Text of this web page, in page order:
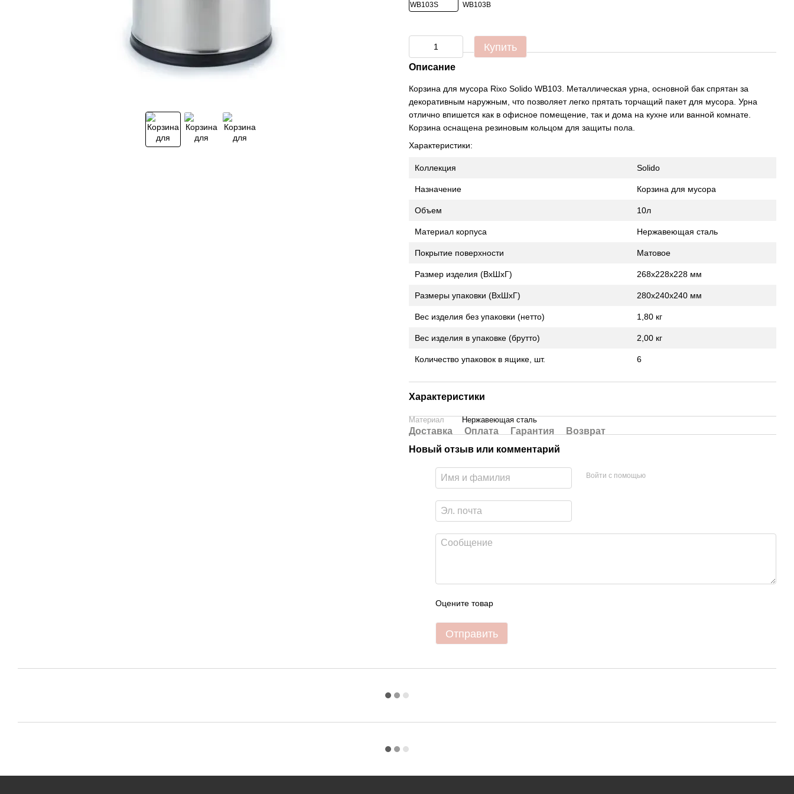
Купить
Описание
Корзина для мусора Rixo Solido WB103. Металлическая урна, основной бак спрятан за
декоративным наружным, что позволяет легко прятать торчащий пакет для мусора. Урна
отлично впишется как в офисное помещение, так и дома на кухне или ванной комнате.
Корзина оснащена резиновым кольцом для защиты пола.
Характеристики:
Коллекция Solido
Назначение Корзина для мусора
Объем 10л
Материал корпуса Нержавеющая сталь
Покрытие поверхности Матовое
Размер изделия (ВхШхГ) 268х228х228 мм
Размеры упаковки (ВхШхГ) 280х240х240 мм
Вес изделия без упаковки (нетто) 1,80 кг
Вес изделия в упаковке (брутто) 2,00 кг
Количество упаковок в ящике, шт. 6
Характеристики
Материал Нержавеющая сталь
Доставка Оплата Гарантия
Возврат
Новый отзыв или комментарий
Войти с помощью
Оцените товар
Отправить